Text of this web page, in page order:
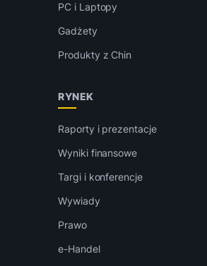
PC i Laptopy
Gadżety
Produkty z Chin
RYNEK
Raporty i prezentacje
Wyniki finansowe
Targi i konferencje
Wywiady
Prawo
e-Handel